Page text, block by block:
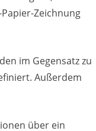
Zeichnung
im Gegensatz zu
Außerdem
über ein